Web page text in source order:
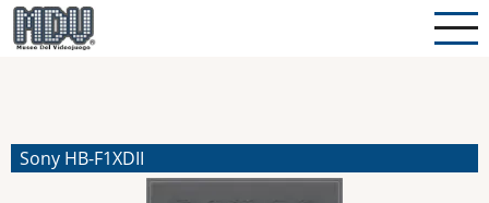
Pasar
al
Sony HB-F1XDII